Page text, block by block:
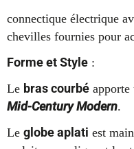
connectique électrique
chevilles fournies pour
Forme et Style :
Le bras courbé apporte
Mid-Century Modern.
Le globe aplati est